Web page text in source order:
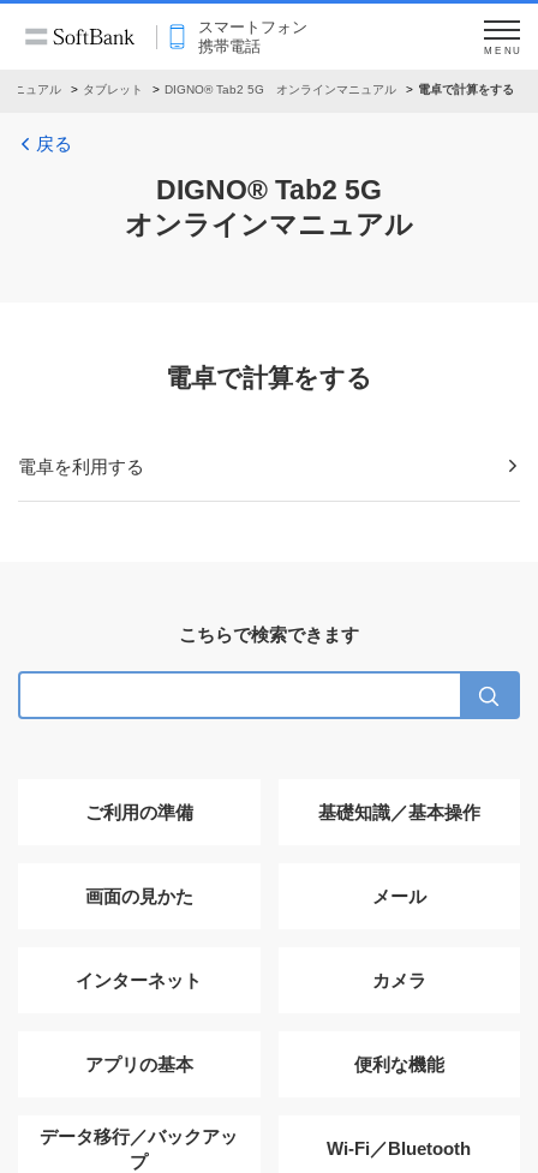
スマートフォン
携帯電話
MENU
ニュアル タブレット DIGNO® Tab2 5G オンラインマニュアル 電卓で計算をする
戻る
DIGNO® Tab2 5G
オンラインマニュアル
電卓で計算をする
電卓を利用する
こちらで検索できます
ご利用の準備 基礎知識／基本操作
画面の見かた メール
インターネット カメラ
アプリの基本 便利な機能
データ移行／バックアッ
プ
Wi-Fi／Bluetooth